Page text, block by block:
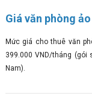
Giá văn phòng
Mức giá cho thuê văn
399.000 VND/tháng (gói
Nam).